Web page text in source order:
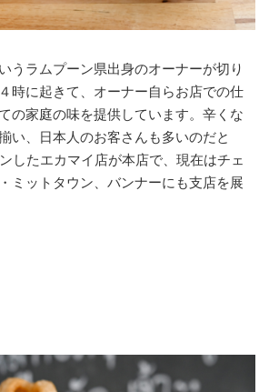
ラムプーン県出身のオーナーが切り
時に起きて、オーナー自らお店での仕
の家庭の味を提供しています。辛くな
い、日本人のお客さんも多いのだと
したエカマイ店が本店で、現在はチェ
ミットタウン、バンナーにも支店を展